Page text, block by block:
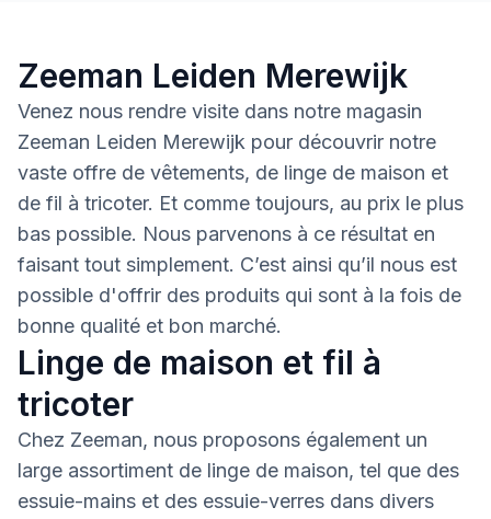
Zeeman Leiden Merewijk
Venez nous rendre visite dans notre magasin
Zeeman Leiden Merewijk pour découvrir notre
vaste offre de vêtements, de linge de maison et
de fil à tricoter. Et comme toujours, au prix le plus
bas possible. Nous parvenons à ce résultat en
faisant tout simplement. C’est ainsi qu’il nous est
possible d'offrir des produits qui sont à la fois de
bonne qualité et bon marché.
Linge de maison et fil à
tricoter
Chez Zeeman, nous proposons également un
large assortiment de linge de maison, tel que des
essuie-mains et des essuie-verres dans divers